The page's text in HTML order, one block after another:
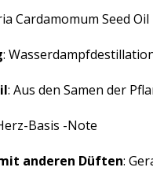
Cardamomum Seed Oil
:
: Aus den Samen der
Basis -Note
anderen Düften: